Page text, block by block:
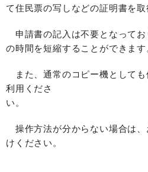
て住民票の写しなどの証明書を取
申請書の記入は不要となって
の時間を短縮することができます
また、通常のコピー機として
利用くださ
い
操作方法が分からない場合は
けください。